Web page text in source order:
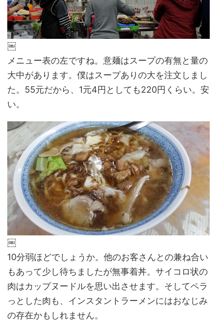
￼
メニュー表の左ですね。意麺はスープの有無と量の
大中があります。僕はスープありの大を注文しまし
た。55元だから、1元4円としても220円くらい。安
い。
￼
10分弱ほどでしょうか。他のお客さんとの兼ね合い
もあって少し待ちましたが無事着丼。サイコロ状の
肉はカップヌードルを思い出させます。そしてペラ
っとした肉も、インスタントラーメンにはおなじみ
の存在かもしれません。